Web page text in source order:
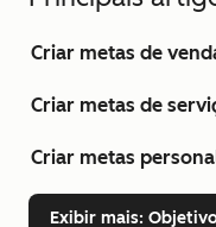
Criar metas de
Criar metas de
Criar metas
Exibir mais: